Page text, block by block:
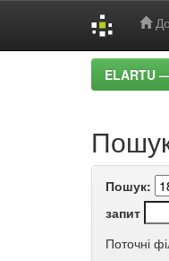
ELARTU
Пошук:
запит
Поточні